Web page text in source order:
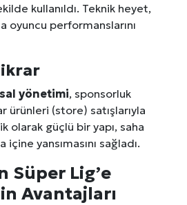
kullanıldı. Teknik heyet,
oyuncu performanslarını
yönetimi, sponsorluk
ürünleri (store) satışlarıyla
olarak güçlü bir yapı, saha
içine yansımasını sağladı.
Süper Lig’e
Avantajları